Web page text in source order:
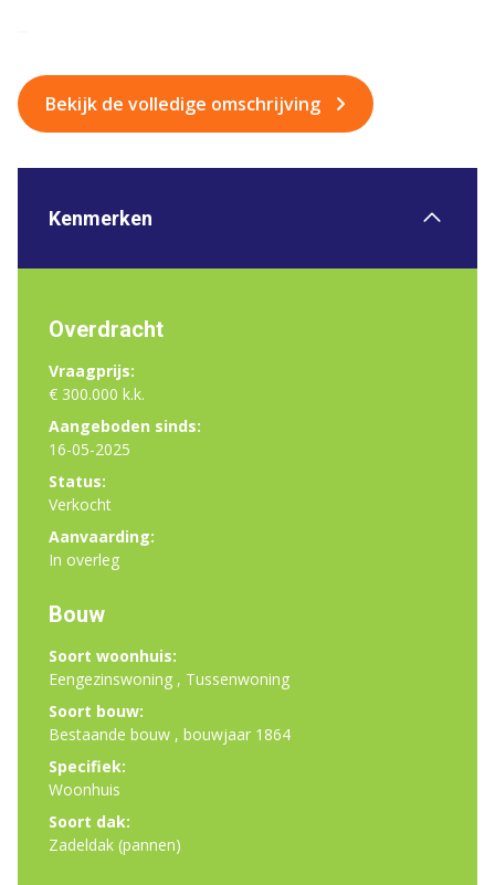
Bekijk de volledige omschrijving
Kenmerken
Overdracht
Vraagprijs:
€ 300.000 k.k.
Aangeboden sinds:
16-05-2025
Status:
Verkocht
Aanvaarding:
In overleg
Bouw
Soort woonhuis:
Eengezinswoning , Tussenwoning
Soort bouw:
Bestaande bouw , bouwjaar 1864
Specifiek:
Woonhuis
Soort dak:
Zadeldak (pannen)